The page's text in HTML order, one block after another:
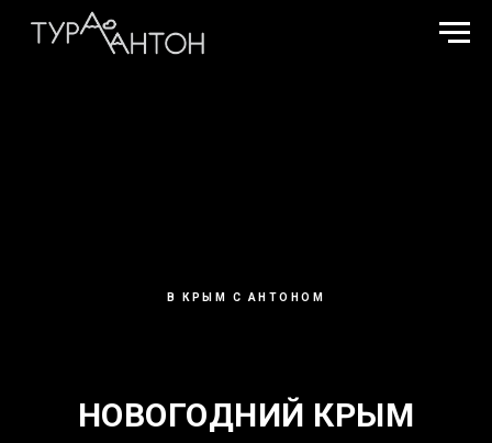
В КРЫМ С АНТОНОМ
НОВОГОДНИЙ КРЫМ